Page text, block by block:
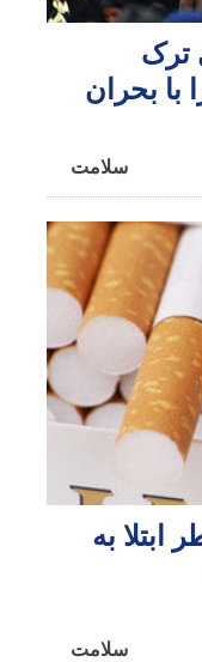
ترک
با بحران
سلامت
به
سلامت